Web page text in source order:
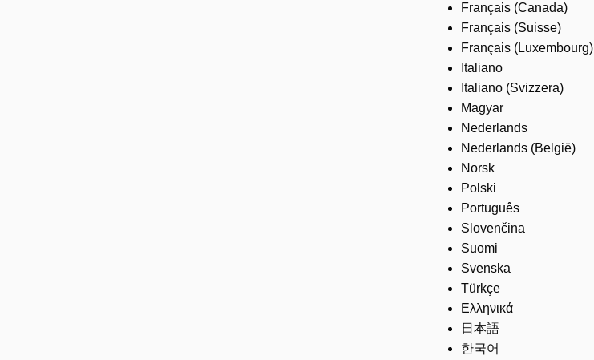
Français (Canada)
Français (Suisse)
Français (Luxembourg)
Italiano
Italiano (Svizzera)
Magyar
Nederlands
Nederlands (België)
Norsk
Polski
Português
Slovenčina
Suomi
Svenska
Türkçe
Ελληνικά
日本語
한국어